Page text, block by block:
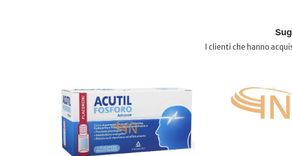
I clienti che hanno